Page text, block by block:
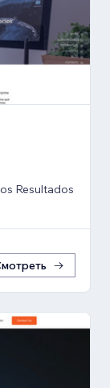
Resultados